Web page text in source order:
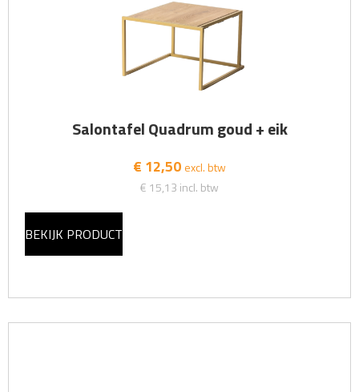
Salontafel Quadrum goud + eik
€ 12,50 excl. btw
€ 15,13 incl. btw
BEKIJK PRODUCT